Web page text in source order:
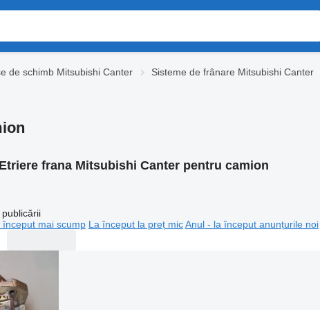
de schimb Mitsubishi Canter Sisteme de frânare Mitsubishi Canter
frana Mitsubishi Canter pentru camion
început mai scump La început la preț mic Anul - la început anunțurile noi